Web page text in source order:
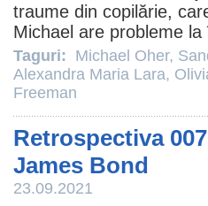
traume din copilărie,
Michael are probleme
Taguri: Michael Oher,
Alexandra Maria Lara,
Freeman
Retrospectiva
James Bond
23.09.2021